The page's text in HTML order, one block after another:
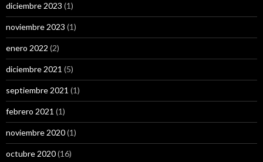
diciembre 2023 (1)
noviembre 2023 (1)
enero 2022 (2)
diciembre 2021 (5)
septiembre 2021 (1)
febrero 2021 (1)
noviembre 2020(1)
octubre 2020(16)